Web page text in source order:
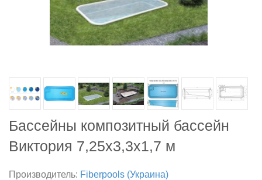
Бассейны композитный бассейн
Виктория 7,25х3,3х1,7 м
Производитель: Fiberpools (Украина)